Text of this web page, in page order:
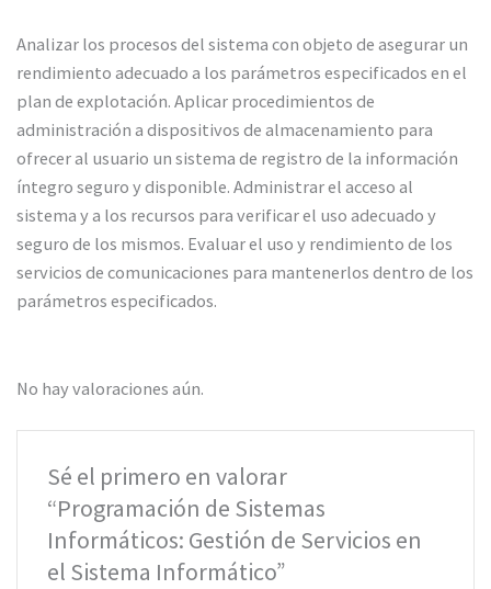
Analizar los procesos del sistema con objeto de asegurar un
rendimiento adecuado a los parámetros especificados en el
plan de explotación. Aplicar procedimientos de
administración a dispositivos de almacenamiento para
ofrecer al usuario un sistema de registro de la información
íntegro seguro y disponible. Administrar el acceso al
sistema y a los recursos para verificar el uso adecuado y
seguro de los mismos. Evaluar el uso y rendimiento de los
servicios de comunicaciones para mantenerlos dentro de los
parámetros especificados.
No hay valoraciones aún.
Sé el primero en valorar
“Programación de Sistemas
Informáticos: Gestión de Servicios en
el Sistema Informático”